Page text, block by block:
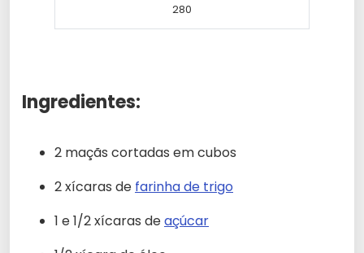
280
Ingredientes:
2 maçãs cortadas em cubos
2 xícaras de farinha de trigo
1 e 1/2 xícaras deaçúcar